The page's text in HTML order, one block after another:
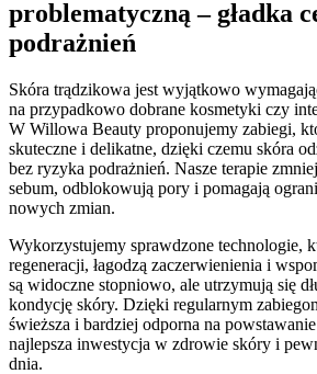
problematyczną – gładka
podrażnień
Skóra trądzikowa jest wyjątkowo
na przypadkowo dobrane kosmetyki czy
W Willowa Beauty proponujemy zabiegi,
skuteczne i delikatne, dzięki czemu skóra
bez ryzyka podrażnień. Nasze terapie
sebum, odblokowują pory i pomagają
nowych zmian.
Wykorzystujemy sprawdzone technologie,
regeneracji, łagodzą zaczerwienienia i
są widoczne stopniowo, ale utrzymują się
kondycję skóry. Dzięki regularnym
świeższa i bardziej odporna na
najlepsza inwestycja w zdrowie skóry i
dnia.